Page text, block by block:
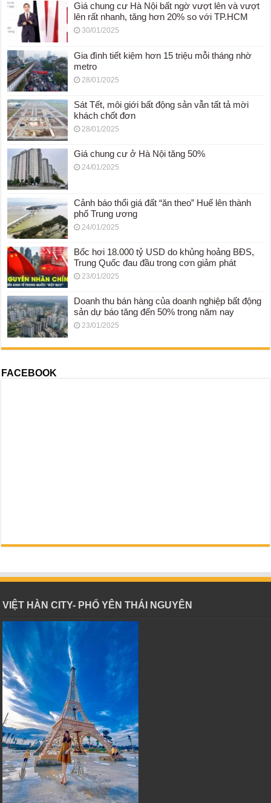
Giá chung cư Hà Nội bất ngờ vượt lên và vượt
lên rất nhanh, tăng hơn 20% so với TP.HCM
30/01/2025
Gia đình tiết kiệm hơn 15 triệu mỗi tháng nhờ
metro
28/01/2025
Sát Tết, môi giới bất động sản vẫn tất tả mời
khách chốt đơn
28/01/2025
Giá chung cư ở Hà Nội tăng 50%
24/01/2025
Cảnh báo thổi giá đất “ăn theo” Huế lên thành
phố Trung ương
24/01/2025
Bốc hơi 18.000 tỷ USD do khủng hoảng BĐS,
Trung Quốc đau đầu trong cơn giảm phát
23/01/2025
Doanh thu bán hàng của doanh nghiệp bất động
sản dự báo tăng đến 50% trong năm nay
23/01/2025
FACEBOOK
VIỆT HÀN CITY- PHỔ YÊN THÁI NGUYÊN